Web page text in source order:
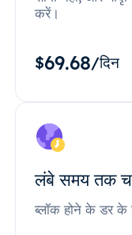
करें।
$69.68/दिन
लंबे समय तक
ब्लॉक होने के डर के